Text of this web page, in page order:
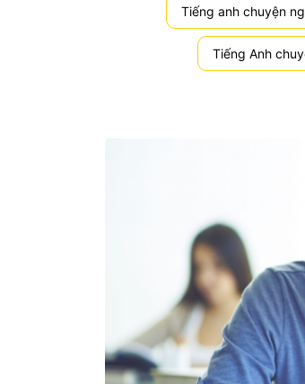
Tiếng anh chuyện
Tiếng Anh